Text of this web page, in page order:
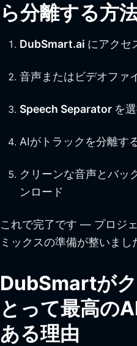
ら分離する方
DubSmart.ai にアクセ
音声またはビデオファ
Speech Separator を
AIがトラックを分離す
クリーンな音声とバッ
ンロード
これで完了です — プロジ
ミックスの準備が整いまし
DubSmartが
とって最高の
ある理由